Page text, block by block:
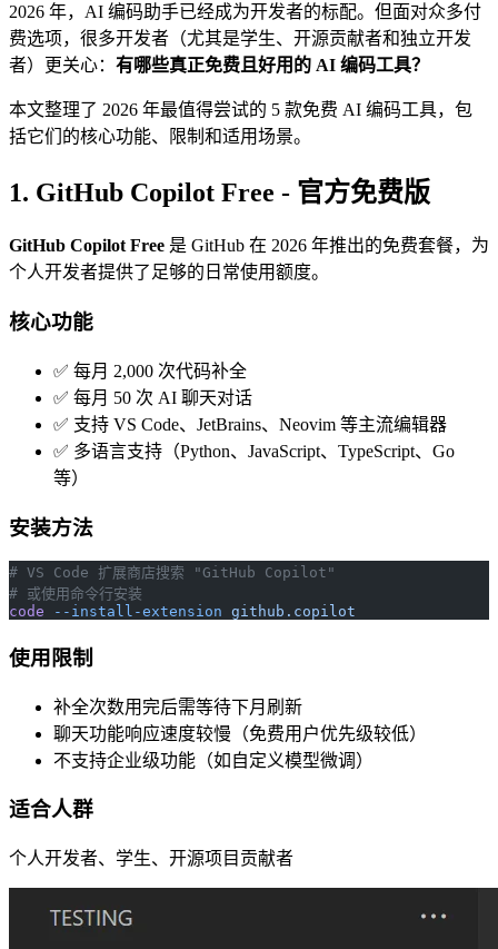
2026 年，AI 编码助手已经成为开发者的标配。但面对众多付
费选项，很多开发者（尤其是学生、开源贡献者和独立开发
者）更关心： 有哪些真正免费且好用的 AI 编码工具？
本文整理了 2026 年最值得尝试的 5 款免费 AI 编码工具，包
括它们的核心功能、限制和适用场景。
1. GitHub Copilot Free - 官方免费版
GitHub Copilot Free 是 GitHub 在 2026 年推出的免费套餐，为
个人开发者提供了足够的日常使用额度。
核心功能
✅ 每月 2,000 次代码补全
✅ 每月 50 次 AI 聊天对话
✅ 支持 VS Code、JetBrains、Neovim 等主流编辑器
✅ 多语言支持（Python、JavaScript、TypeScript、Go
等）
安装方法
# VS Code 扩展商店搜索 "GitHub Copilot"
# 或使用命令行安装
code --install-extension github.copilot
使用限制
补全次数用完后需等待下月刷新
聊天功能响应速度较慢（免费用户优先级较低）
不支持企业级功能（如自定义模型微调）
适合人群
个人开发者、学生、开源项目贡献者